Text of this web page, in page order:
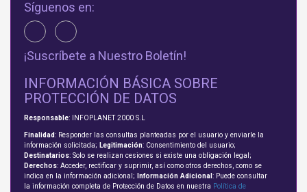
Síguenos en:
¡Suscríbete a Nuestro Boletín!
INFORMACIÓN BÁSICA SOBRE
PROTECCIÓN DE DATOS
Responsable: INFOPLANET 2000 S.L
Finalidad: Responder las consultas planteadas por el usuario y enviarle la
información solicitada; Legitimación: Consentimiento del usuario;
Destinatarios: Solo se realizan cesiones si existe una obligación legal;
Derechos: Acceder, rectificar y suprimir, así como otros derechos, como se
indica en la información adicional;
Información Adicional : Puede consultar
la información completa de Protección de Datos en nuestra Política de